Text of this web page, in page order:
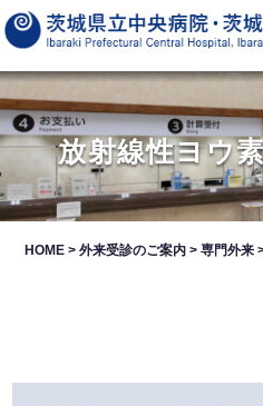
放射線性ヨウ
HOME >外来受診のご案内 >専門外来